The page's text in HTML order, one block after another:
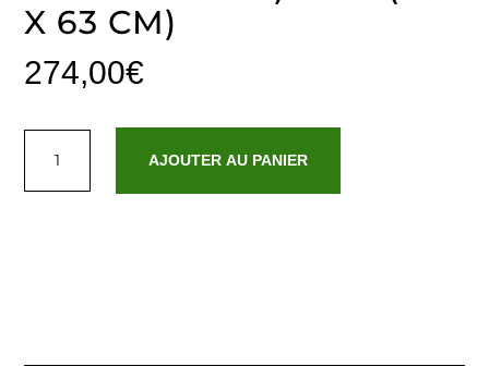
X 63 CM)
274,00€
Ensemble
300
AJOUTER AU PANIER